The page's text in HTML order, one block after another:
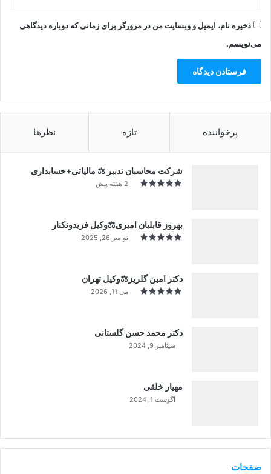
ذخیره نام، ایمیل و وبسایت من در مرورگر برای زمانی که دوباره دیدگاهی
می‌نویسم.
پرخواننده تازه نظرها
شرکت محاسبان تدبیر ⚖️ مالیاتی+حسابداری
2 هفته پیش
بهروز قابلیان امیری⚖️وکیل فریدونکنار
نوامبر 26, 2025
دکتر امین گلریز⚖️وکیل تهران
می 11, 2026
دکتر محمد حسن گلستانی
سپتامبر 9, 2024
مهیار خلقی
آگوست 1, 2024
صفحات